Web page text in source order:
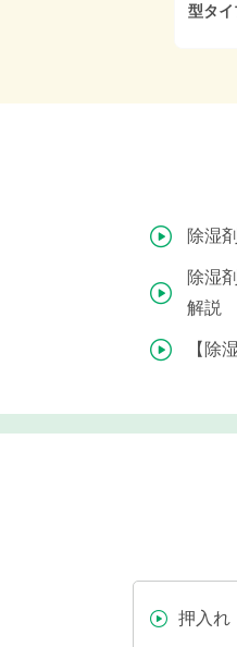
ーゼット用
除湿
除湿
解説
【除
押入れ